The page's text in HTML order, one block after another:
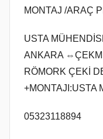
MONTAJ /ARAÇ
USTA
ANKARA
RÖMORK ÇEKİ
+MONTAJI:USTA
05323118894